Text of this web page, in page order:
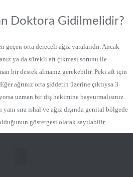
Doktora Gidilmelidir?
orta dereceli ağız yaralarıdır. Ancak
ya da sürekli aft çıkması sorunu ile
bir destek almanız gerekebilir. Peki aft için
ağrınız orta şiddetin üzerine çıktıysa 3
uzman bir diş hekimine başvurmalısınız.
sıra ishal ve ağız dışında genital bölgede
göstergesi olarak sayılabilir.